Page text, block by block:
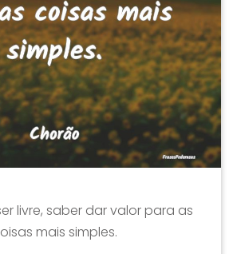
livre, saber dar valor para as
mais simples.